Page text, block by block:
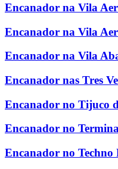
Encanador na Vila
Encanador na Vila
Encanador na Vila
Encanador nas Tres
Encanador no Tijuco
Encanador no
Encanador no Techno